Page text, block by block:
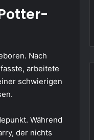
Nach
arbeitete
schwierigen
Während
der nichts